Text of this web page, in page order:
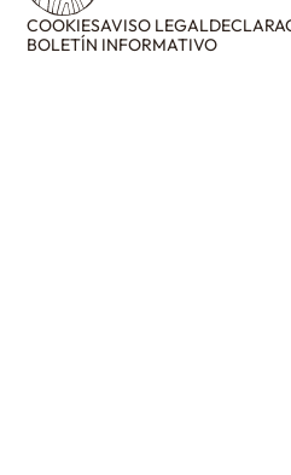
COOKIESAVISO LEGAL
BOLETÍN INFORMATIVO